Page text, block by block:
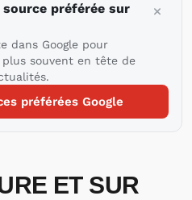
préférée sur
dans Google pour
souvent en tête de
préférées Google
ET SUR